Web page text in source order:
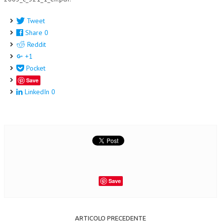
Tweet
Share 0
Reddit
+1
Pocket
Save
LinkedIn 0
Save
ARTICOLO PRECEDENTE